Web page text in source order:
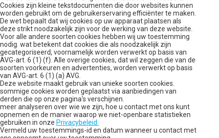
Cookies zijn kleine tekstdocumenten die door websites kunnen
worden gebruikt om de gebruikerservaring efficiënter te maken.
De wet bepaalt dat wij cookies op uw apparaat plaatsen als
deze strikt noodzakelijk zijn voor de werking van deze website.
Voor alle andere soorten cookies hebben wij uw toestemming
nodig. wat betekent dat cookies die als noodzakelijk zijn
gecategoriseerd, voornamelijk worden verwerkt op basis van
AVG-art. 6 (1) (f). Alle overige cookies, dat wil zeggen die van de
soorten voorkeuren en advertenties, worden verwerkt op basis
van AVG-art. 6 (1) (a) AVG.
Deze website maakt gebruik van unieke soorten cookies.
sommige cookies worden geplaatst via aanbiedingen van
derden die op onze pagina's verschijnen.
meer analyseren over wie we zijn, hoe u contact met ons kunt
opnemen en de manier waarop we niet-openbare statistieken
gebruiken in onze Privacybeleid.
Vermeld uw toestemmings-id en datum wanneer u contact met